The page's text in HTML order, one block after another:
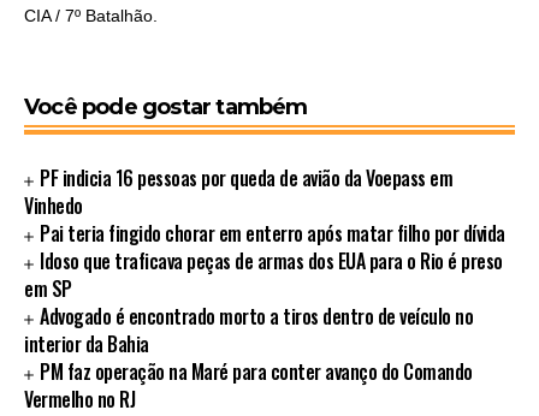
CIA / 7º Batalhão.
Você pode gostar também
PF indicia 16 pessoas por queda de avião da Voepass em
Vinhedo
Pai teria fingido chorar em enterro após matar filho por dívida
Idoso que traficava peças de armas dos EUA para o Rio é preso
em SP
Advogado é encontrado morto a tiros dentro de veículo no
interior da Bahia
PM faz operação na Maré para conter avanço do Comando
Vermelho no RJ